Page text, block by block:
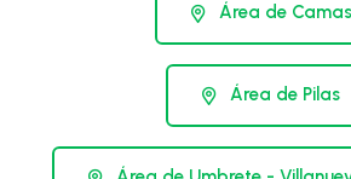
Área de Camas
Área de Pilas